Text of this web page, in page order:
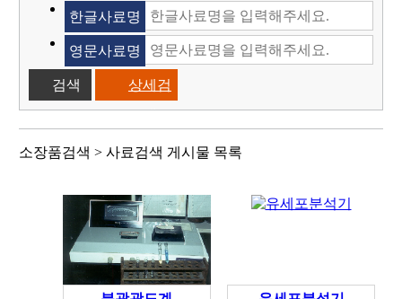
한글사료명
영문사료명
상세검
색
소장품검색 > 사료검색 게시물 목록